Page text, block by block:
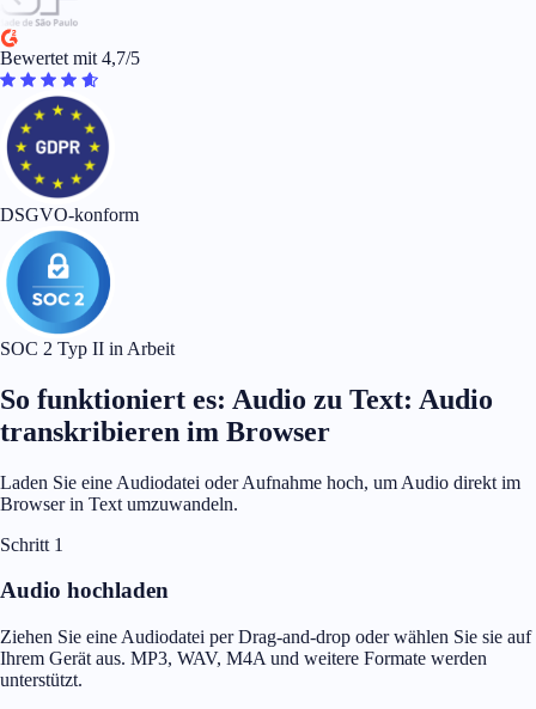
Bewertet mit 4,7/5
DSGVO-konform
SOC 2 Typ II in Arbeit
So funktioniert es: Audio zu Text: Audio
transkribieren im Browser
Laden Sie eine Audiodatei oder Aufnahme hoch, um Audio direkt im
Browser in Text umzuwandeln.
Schritt 1
Audio hochladen
Ziehen Sie eine Audiodatei per Drag-and-drop oder wählen Sie sie auf
Ihrem Gerät aus. MP3, WAV, M4A und weitere Formate werden
unterstützt.